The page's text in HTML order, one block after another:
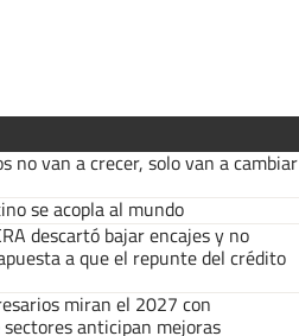
no van a crecer, solo van a cambiar
se acopla al mundo
descartó bajar encajes y no
a que el repunte del crédito
miran el 2027 con
anticipan mejoras